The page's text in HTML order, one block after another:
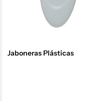
Jaboneras Plásticas